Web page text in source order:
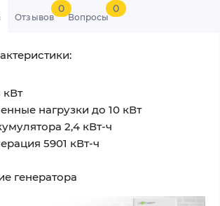
Отзывов
0
Вопросы
0
нагрузки до 10 кВт
2,4 кВт-ч
5901 кВт-ч
генератора